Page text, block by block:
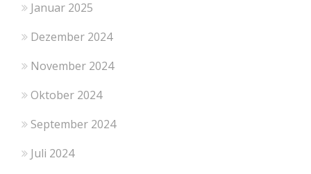
Januar 2025
Dezember 2024
November 2024
Oktober 2024
September 2024
Juli 2024